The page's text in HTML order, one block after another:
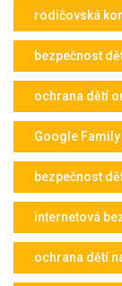
rodičovská
bezpečnost
ochrana dětí
Google Family
bezpečnost
internetová
ochrana dětí